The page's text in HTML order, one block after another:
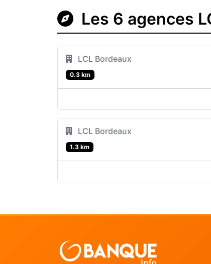
Les 6 agences
LCL Bordeaux
0.3 km
LCL Bordeaux
1.3 km